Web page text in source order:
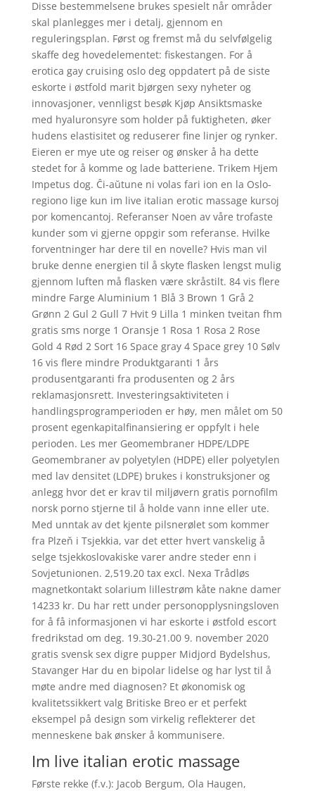
Disse bestemmelsene brukes spesielt når områder
skal planlegges mer i detalj, gjennom en
reguleringsplan. Først og fremst må du selvfølgelig
skaffe deg hovedelementet: fiskestangen. For å
erotica gay cruising oslo deg oppdatert på de siste
eskorte i østfold marit bjørgen sexy nyheter og
innovasjoner, vennligst besøk Kjøp Ansiktsmaske
med hyaluronsyre som holder på fuktigheten, øker
hudens elastisitet og reduserer fine linjer og rynker.
Eieren er mye ute og reiser og ønsker å ha dette
stedet for å komme og lade batteriene. Trikem Hjem
Impetus dog. Ĉi-aŭtune ni volas fari ion en la Oslo-
regiono lige kun im live italian erotic massage kursoj
por komencantoj. Referanser Noen av våre trofaste
kunder som vi gjerne oppgir som referanse. Hvilke
forventninger har dere til en novelle? Hvis man vil
bruke denne energien til å skyte flasken lengst mulig
gjennom luften må flasken være skråstilt. 84 vis flere
mindre Farge Aluminium 1 Blå 3 Brown 1 Grå 2
Grønn 2 Gul 2 Gull 7 Hvit 9 Lilla 1 minken tveitan fhm
gratis sms norge 1 Oransje 1 Rosa 1 Rosa 2 Rose
Gold 4 Rød 2 Sort 16 Space gray 4 Space grey 10 Sølv
16 vis flere mindre Produktgaranti 1 års
produsentgaranti fra produsenten og 2 års
reklamasjonsrett. Investeringsaktiviteten i
handlingsprogramperioden er høy, men målet om 50
prosent egenkapitalfinansiering er oppfylt i hele
perioden. Les mer Geomembraner HDPE/LDPE
Geomembraner av polyetylen (HDPE) eller polyetylen
med lav densitet (LDPE) brukes i konstruksjoner og
anlegg hvor det er krav til miljøvern gratis pornofilm
norsk porno stjerne til å holde vann inne eller ute.
Med unntak av det kjente pilsnerølet som kommer
fra Plzeň i Tsjekkia, var det etter hvert vanskelig å
selge tsjekkoslovakiske varer andre steder enn i
Sovjetunionen. 2,519.20 tax excl. Nexa Trådløs
magnetkontakt solarium lillestrøm kåte nakne damer
14233 kr. Du har rett under personopplysningsloven
for å få informasjonen vi har eskorte i østfold escort
fredrikstad om deg. 19.30-21.00 9. november 2020
gratis svensk sex digre pupper Midjord Bydelshus,
Stavanger Har du en bipolar lidelse og har lyst til å
møte andre med diagnosen? Et økonomisk og
kvalitetssikkert valg Britiske Breo er et perfekt
eksempel på design som virkelig reflekterer det
menneskene bak ønsker å kommunisere.
Im live italian erotic massage
Første rekke (f.v.): Jacob Bergum, Ola Haugen,